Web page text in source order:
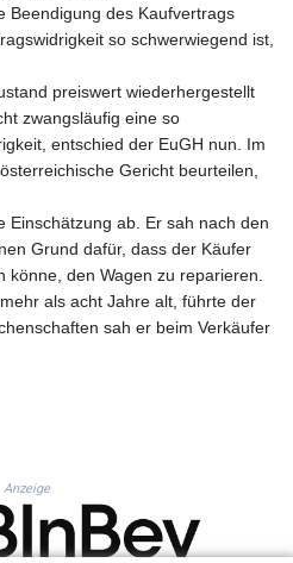
KGS 101.104505
KHR 4685.244046
KRW 1627.712241
KWD 0.356853
KYD 0.963346
KZT 541.784389
LBP
103531.946431
LKR 387.745291
LRD 209.896866
LSL 18.648909
MGA 4982.944983
MKD 61.70777
MMK 2427.596601
Beendigung des Kaufvertrags
so schwerwiegend ist,
preiswert wiederhergestellt
zwangsläufig eine so
entschied der EuGH nun. Im
Gericht beurteilen,
Einschätzung ab. Er sah nach den
Grund dafür, dass der Käufer
den Wagen zu reparieren.
als acht Jahre alt, führte der
sah er beim Verkäufer
Anzeige